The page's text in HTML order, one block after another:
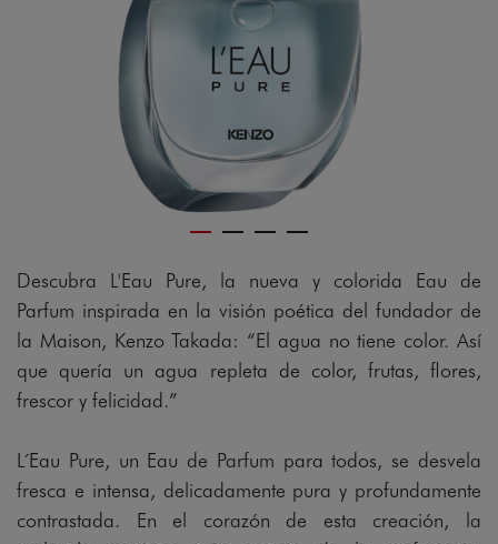
Descubra L'Eau Pure, la nueva y colorida Eau de
Parfum inspirada en la visión poética del fundador de
la Maison, Kenzo Takada: “El agua no tiene color. Así
que quería un agua repleta de color, frutas, flores,
frescor y felicidad.”
L´Eau Pure, un Eau de Parfum para todos, se desvela
fresca e intensa, delicadamente pura y profundamente
contrastada. En el corazón de esta creación, la